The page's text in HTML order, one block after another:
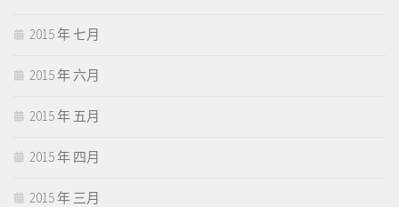
2015 年 七月
2015 年 六月
2015 年 五月
2015 年 四月
2015 年 三月